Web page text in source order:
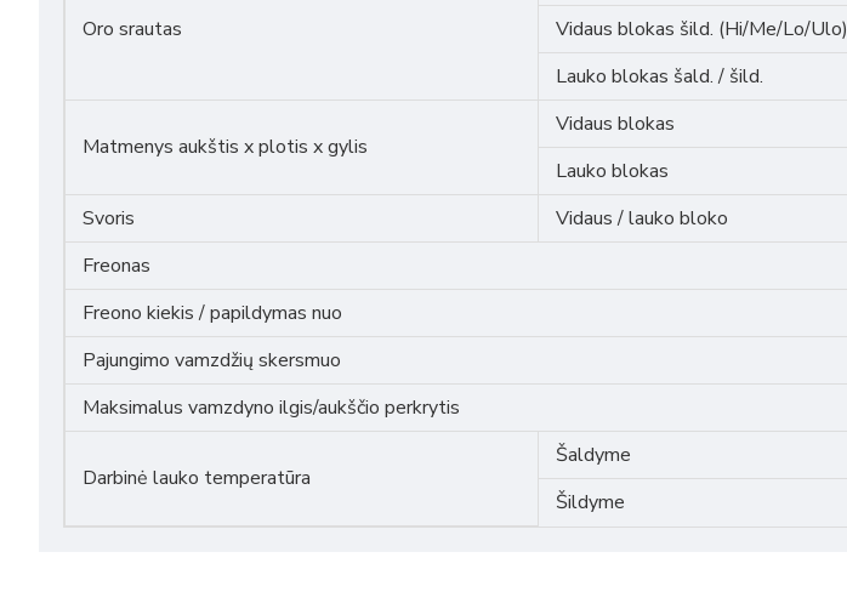
Oro srautas
Vidaus blokas šild. (Hi/Me/Lo/Ulo)
Lauko blokas šald. / šild.
Matmenys aukštis x plotis x gylis
Vidaus blokas
Lauko blokas
Svoris
Vidaus / lauko bloko
Freonas
Freono kiekis / papildymas nuo
Pajungimo vamzdžių skersmuo
Maksimalus vamzdyno ilgis/aukščio perkrytis
Darbinė lauko temperatūra
Šaldyme
Šildyme